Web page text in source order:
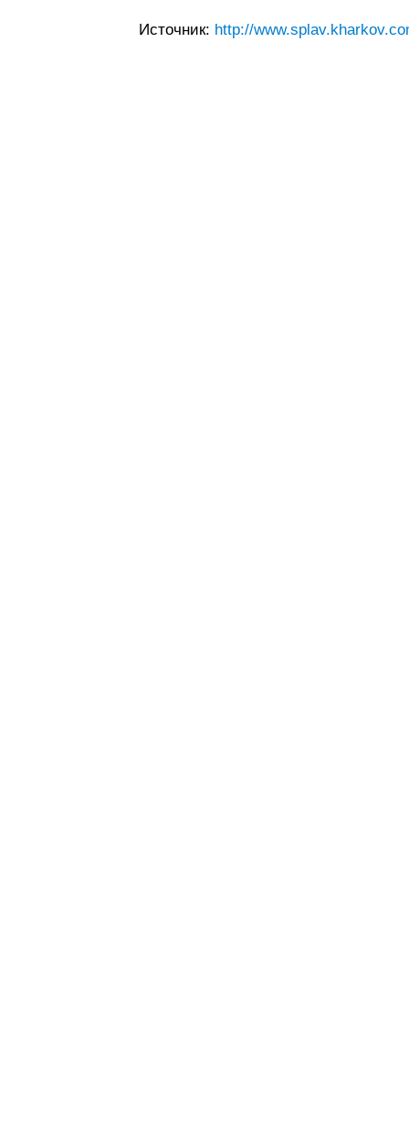
Источник: http://